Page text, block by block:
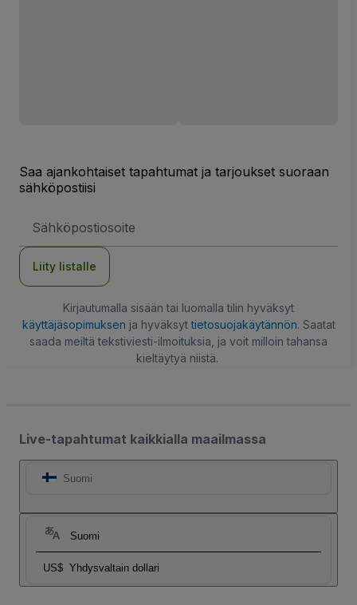
Saa ajankohtaiset tapahtumat ja tarjoukset suoraan
sähköpostiisi
Liity listalle
Kirjautumalla sisään tai luomalla tilin hyväksyt
käyttäjäsopimuksen ja hyväksyttietosuojakäytännön. Saatat
saada meiltä tekstiviesti-ilmoituksia, ja voit milloin tahansa
kieltäytyä niistä.
Live-tapahtumat kaikkialla maailmassa
Suomi
Suomi
US$ Yhdysvaltain dollari